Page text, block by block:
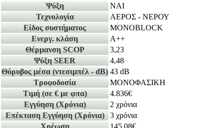
Ψύξη
ΝΑΙ
Τεχνολογία
ΑΕΡΟΣ - ΝΕΡΟΥ
Είδος συστήματος
MONOBLOCK
Ενεργ. κλάση
A++
Θέρμανση SCOP
3,23
Ψύξη SEER
4,48
Θόρυβος μέσα (ντεσιμπέλ - dB) 43 dB
Τροφοδοσία
ΜΟΝΟΦΑΣΙΚΗ
Τιμή (σε € με φπα)
4.836€
Εγγύηση (Χρόνια)
2 χρόνια
Επέκταση Εγγύηση (Χρόνια)
3 χρόνια